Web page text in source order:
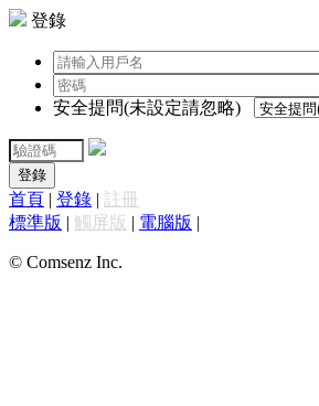
登錄
安全提問(未設定請忽略)
登錄
首頁 | 登錄 | 註冊
標準版 | 觸屏版 | 電腦版 |
© Comsenz Inc.